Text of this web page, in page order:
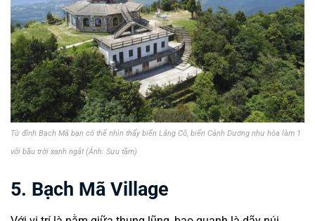
Từ đỉnh Bạch Mã bạn có thể nhìn thấy biển Lăng Cô, biển Cảnh Dương như hòa làm 1
với bầu trời xanh ngắt (Ảnh: Sưu tầm)
5. Bạch Mã Village